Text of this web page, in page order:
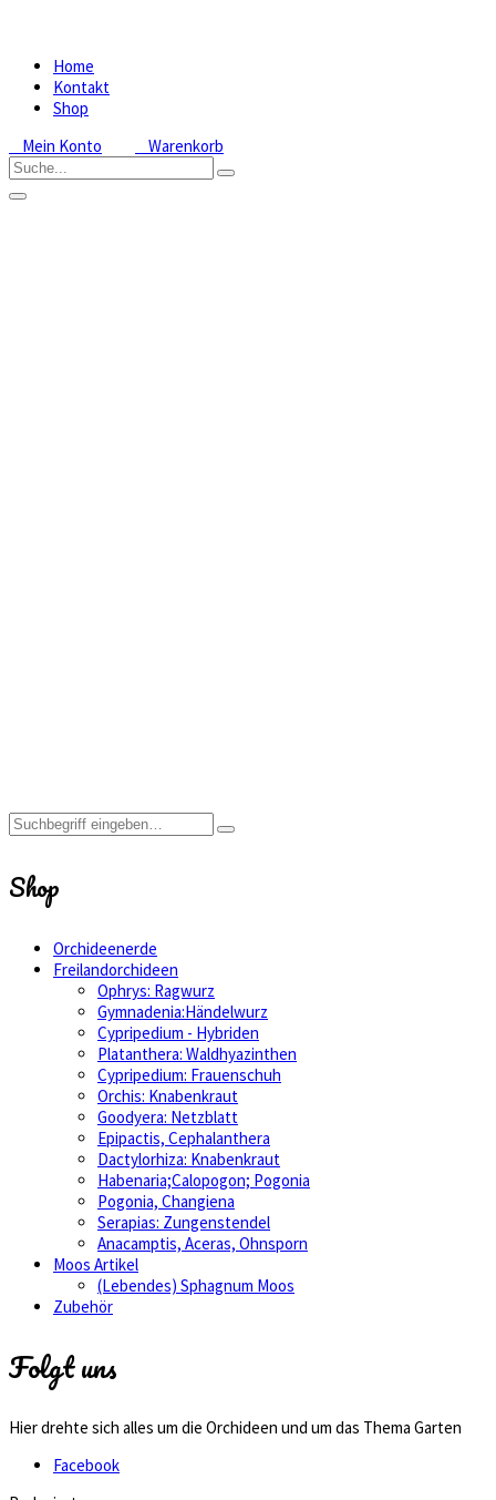
Home
Kontakt
Shop
Mein Konto
Warenkorb
Shop
Orchideenerde
Freilandorchideen
Ophrys: Ragwurz
Gymnadenia:Händelwurz
Cypripedium - Hybriden
Platanthera: Waldhyazinthen
Cypripedium: Frauenschuh
Orchis: Knabenkraut
Goodyera: Netzblatt
Epipactis, Cephalanthera
Dactylorhiza: Knabenkraut
Habenaria;Calopogon; Pogonia
Pogonia, Changiena
Serapias: Zungenstendel
Anacamptis, Aceras, Ohnsporn
Moos Artikel
(Lebendes) Sphagnum Moos
Zubehör
Folgt uns
Hier drehte sich alles um die Orchideen und um das Thema Garten
Facebook